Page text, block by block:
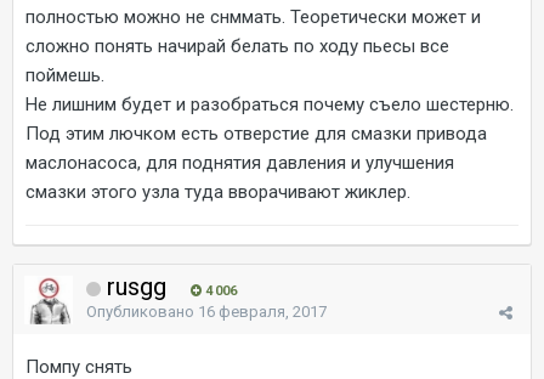
полностью можно не снммать. Теоретически может и
сложно понять начирай белать по ходу пьесы все
поймешь.
Не лишним будет и разобраться почему съело шестерню.
Под этим лючком есть отверстие для смазки привода
маслонасоса, для поднятия давления и улучшения
смазки этого узла туда вворачивают жиклер.
rusgg 4 006
Опубликовано 16 февраля, 2017
Помпу снять